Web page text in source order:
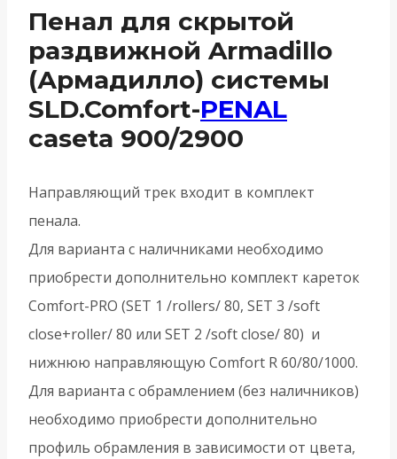
caseta
Пенал для скрытой
раздвижной Armadillo
(Армадилло) системы
SLD.Comfort-PENAL
caseta 900/2900
Направляющий трек входит в комплект
пенала.
Для варианта с наличниками необходимо
приобрести дополнительно комплект кареток
Comfort-PRO (SET 1 /rollers/ 80, SET 3 /soft
close+roller/ 80 или SET 2 /soft close/ 80) и
нижнюю направляющую Comfort R 60/80/1000.
Для варианта с обрамлением (без наличников)
необходимо приобрести дополнительно
профиль обрамления в зависимости от цвета,